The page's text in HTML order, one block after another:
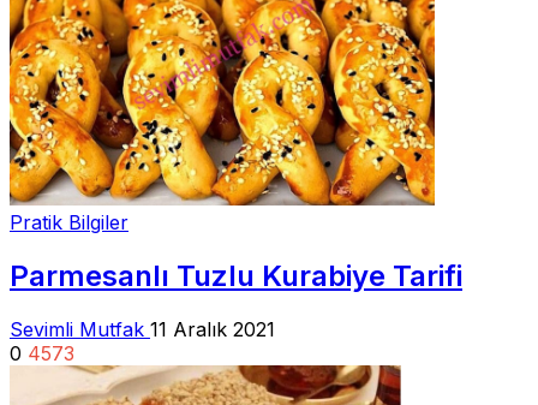
Pratik Bilgiler
Parmesanlı Tuzlu Kurabiye Tarifi
Sevimli Mutfak 11 Aralık 2021
0 4573